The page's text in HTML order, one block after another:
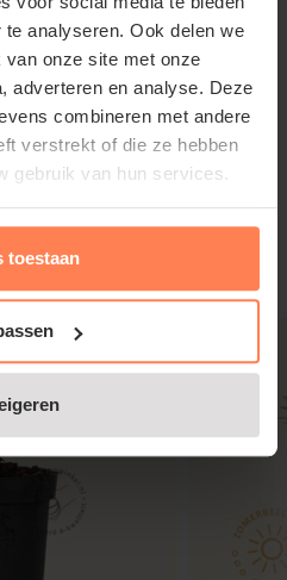
analyseren. Ook delen we
onze site met onze
adverteren en analyse. Deze
combineren met andere
verstrekt of die ze hebben
gebruik van hun services.
toestaan
snoeien en
meer nodig na het
door oud hout,
heeft, tot aan de
verwijderen na de bloei.